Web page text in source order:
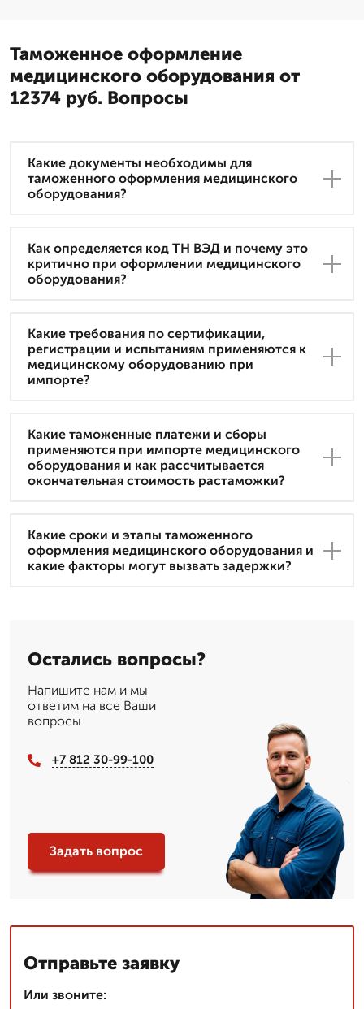
Таможенное оформление
медицинского оборудования от
12374 руб. Вопросы
Какие документы необходимы для
таможенного оформления медицинского
оборудования?
Как определяется код ТН ВЭД и почему это
критично при оформлении медицинского
оборудования?
Какие требования по сертификации,
регистрации и испытаниям применяются к
медицинскому оборудованию при
импорте?
Какие таможенные платежи и сборы
применяются при импорте медицинского
оборудования и как рассчитывается
окончательная стоимость растаможки?
Какие сроки и этапы таможенного
оформления медицинского оборудования и
какие факторы могут вызвать задержки?
Остались вопросы?
Напишите нам и мы
ответим на все Ваши
вопросы
+7 812 30-99-100
Задать вопрос
Отправьте заявку
Или звоните: